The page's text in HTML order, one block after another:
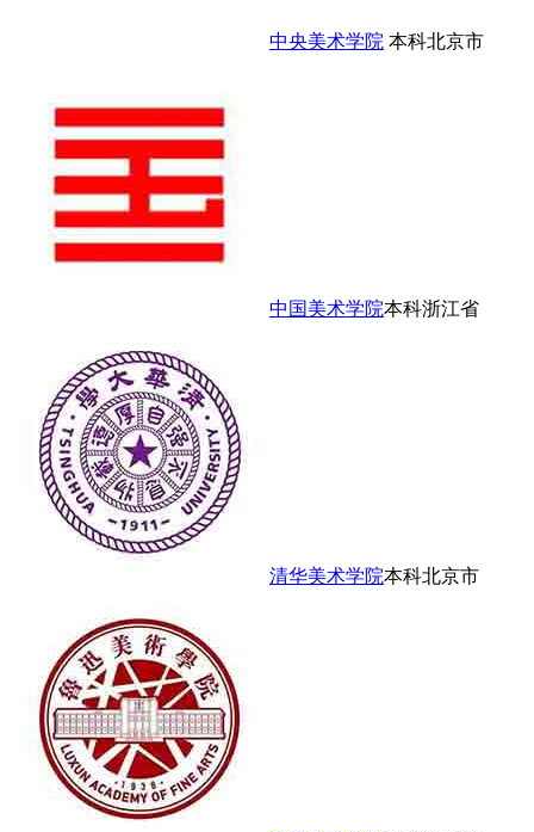
中央美术学院 本科北京市
中国美术学院本科浙江省
清华美术学院本科北京市